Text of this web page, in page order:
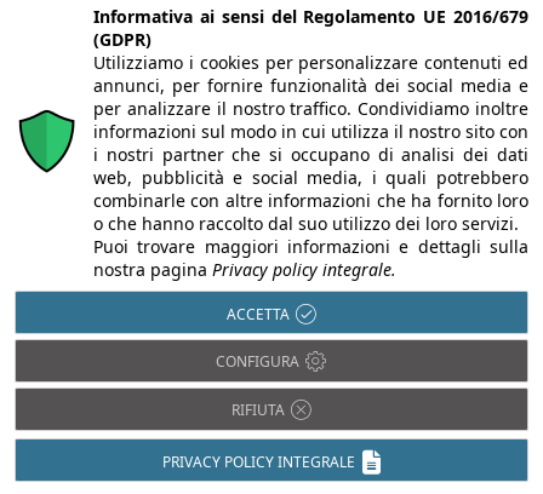
Informativa ai sensi del Regolamento UE 2016/679
(GDPR)
Utilizziamo i cookies per personalizzare contenuti ed
annunci, per fornire funzionalità dei social media e
per analizzare il nostro traffico. Condividiamo inoltre
informazioni sul modo in cui utilizza il nostro sito con
i nostri partner che si occupano di analisi dei dati
web, pubblicità e social media, i quali potrebbero
combinarle con altre informazioni che ha fornito loro
o che hanno raccolto dal suo utilizzo dei loro servizi.
Puoi trovare maggiori informazioni e dettagli sulla
nostra pagina Privacy policy integrale.
ACCETTA
CONFIGURA
RIFIUTA
PRIVACY POLICY INTEGRALE